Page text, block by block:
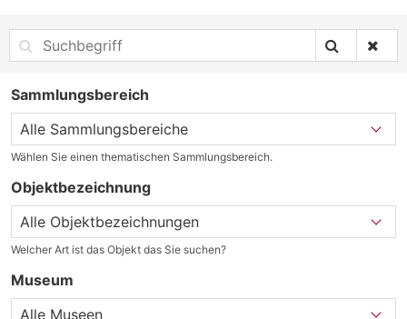
Sammlungsbereich
Wählen Sie einen thematischen Sammlungsbereich.
Objektbezeichnung
Welcher Art ist das Objekt das Sie suchen?
Museum